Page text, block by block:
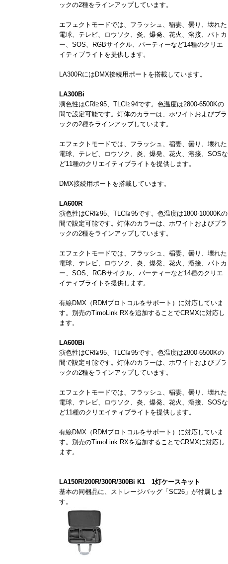
ックの2種をラインアップしています。
エフェクトモードでは、フラッシュ、稲妻、曇り、壊れた
電球、テレビ、ロウソク、炎、爆発、花火、溶接、パトカ
ー、 SOS、 RGBサイクル、パーティーなど14種のクリエ
イティブライトを提供します。
LA300Rには DMX接続用ポートを搭載しています。
LA300Bi
演色性はCRI ≧95、 TLCI ≧94です。色温度は2800-6500Kの
間で設定可能です。灯体のカラーは、ホワイトおよびブラ
ックの2種をラインアップしています。
エフェクトモードでは、フラッシュ、稲妻、曇り、壊れた
電球、テレビ、ロウソク、炎、爆発、花火、溶接、 SOSな
ど11種のクリエイティブライトを提供します。
DMX接続用ポートを搭載しています。
LA600R
演色性はCRI ≧95、 TLCI ≧95です。色温度は1800-10000Kの
間で設定可能です。灯体のカラーは、ホワイトおよびブラ
ックの2種をラインアップしています。
エフェクトモードでは、フラッシュ、稲妻、曇り、壊れた
電球、テレビ、ロウソク、炎、爆発、花火、溶接、パトカ
ー、 SOS、 RGBサイクル、パーティーなど14種のクリエ
イティブライトを提供します。
有線 DMX （ RDM プロトコルをサポート）に対応していま
す。別売のTimoLink RXを追加することでCRMXに対応し
ます。
LA600Bi
演色性はCRI ≧95、 TLCI ≧95です。色温度は2800-6500Kの
間で設定可能です。灯体のカラーは、ホワイトおよびブラ
ックの2種をラインアップしています。
エフェクトモードでは、フラッシュ、稲妻、曇り、壊れた
電球、テレビ、ロウソク、炎、爆発、花火、溶接、 SOSな
ど11種のクリエイティブライトを提供します。
有線 DMX （ RDM プロトコルをサポート）に対応していま
す。別売のTimoLink RXを追加することでCRMXに対応し
ます。
LA150R/200R/300R/300Bi K1 1灯ケースキット
基本の同梱品に、ストレージバッグ「 SC26 」が付属しま
す。